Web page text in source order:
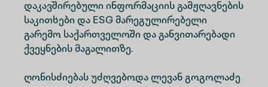
დაკავშირებული ინფორმაციის გამჟღავნების
საკითხები და ESG მარეგულირებელი
გარემო საქართველოში და განვითარებადი
ქვეყნების მაგალითზე.
ღონისძიებას უძღვებოდა ლევან გოგოლაძე